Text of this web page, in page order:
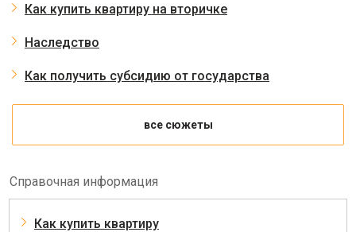
Как купить квартиру на вторичке
Наследство
Как получить субсидию от государства
все сюжеты
Справочная информация
Как купить квартиру